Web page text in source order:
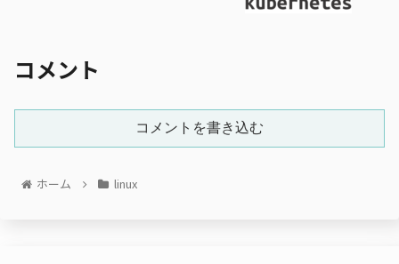
コメント
コメントを書き込む
ホーム linux